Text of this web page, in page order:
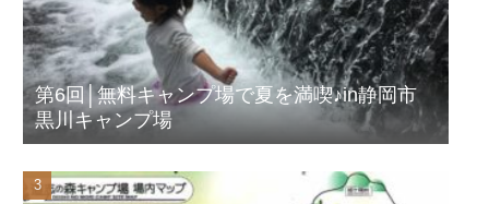
第6回│無料キャンプ場で夏を満喫♪in静岡市
黒川キャンプ場